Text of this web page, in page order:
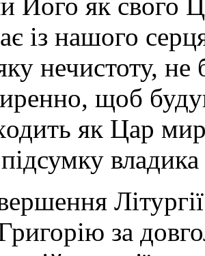
із нашого
нечистоту,
щоб
як Цар
за